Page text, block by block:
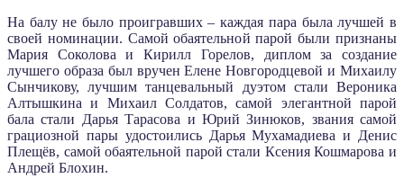
На балу не было проигравших – каждая пара была лучшей в
своей номинации. Самой обаятельной парой были признаны
Мария Соколова и Кирилл Горелов, диплом за создание
лучшего образа был вручен Елене Новгородцевой и Михаилу
Сынчикову, лучшим танцевальный дуэтом стали Вероника
Алтышкина и Михаил Солдатов, самой элегантной парой
бала стали Дарья Тарасова и Юрий Зинюков, звания самой
грациозной пары удостоились Дарья Мухамадиева и Денис
Плещёв, самой обаятельной парой стали Ксения Кошмарова и
Андрей Блохин.